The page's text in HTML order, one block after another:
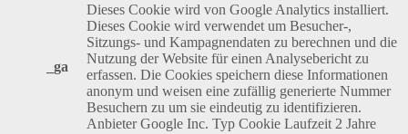
_ga
Dieses Cookie wird von Google Analytics installiert.
Dieses Cookie wird verwendet um Besucher-,
Sitzungs- und Kampagnendaten zu berechnen und die
Nutzung der Website für einen Analysebericht zu
erfassen. Die Cookies speichern diese Informationen
anonym und weisen eine zufällig generierte Nummer
Besuchern zu um sie eindeutig zu identifizieren.
Anbieter Google Inc. Typ Cookie Laufzeit 2 Jahre